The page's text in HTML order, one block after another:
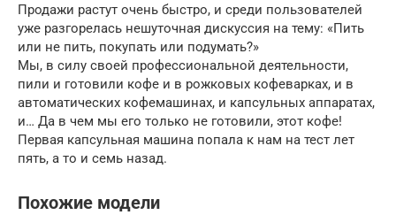
Продажи растут очень быстро, и среди пользователей
уже разгорелась нешуточная дискуссия на тему: «Пить
или не пить, покупать или подумать?»
Мы, в силу своей профессиональной деятельности,
пили и готовили кофе и в рожковых кофеварках, и в
автоматических кофемашинах, и капсульных аппаратах,
и… Да в чем мы его только не готовили, этот кофе!
Первая капсульная машина попала к нам на тест лет
пять, а то и семь назад.
Похожие модели